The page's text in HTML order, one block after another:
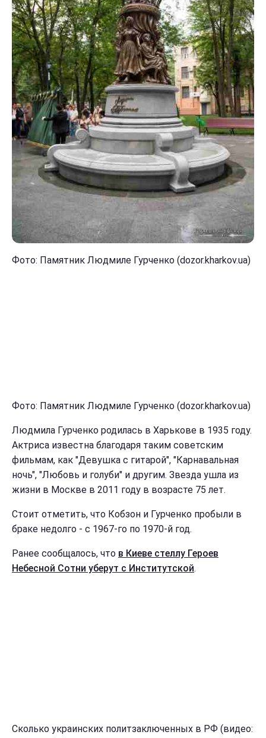
Фото: Памятник Людмиле Гурченко (dozor.kharkov.ua)
Фото: Памятник Людмиле Гурченко (dozor.kharkov.ua)
Людмила Гурченко родилась в Харькове в 1935 году.
Актриса известна благодаря таким советским
фильмам, как "Девушка с гитарой", "Карнавальная
ночь", "Любовь и голуби" и другим. Звезда ушла из
жизни в Москве в 2011 году в возрасте 75 лет.
Стоит отметить, что Кобзон и Гурченко пробыли в
браке недолго - с 1967-го по 1970-й год.
Ранее сообщалось, что в Киеве стеллу Героев
Небесной Сотни уберут с Институтской.
Сколько украинских политзаключенных в РФ (видео: